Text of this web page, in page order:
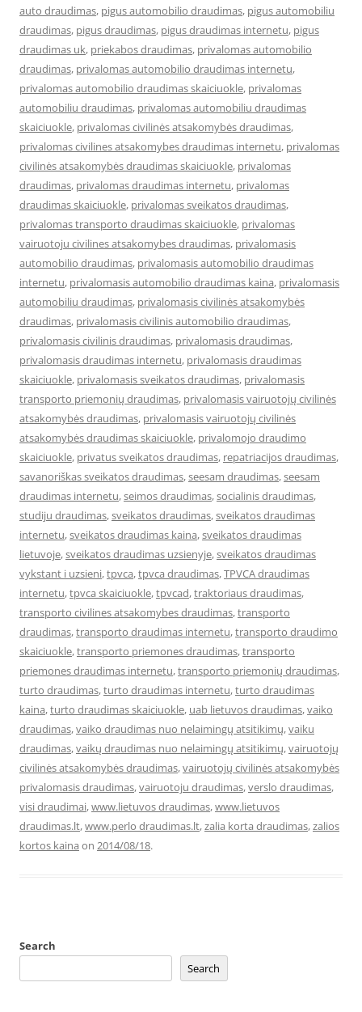
auto draudimas, pigus automobilio draudimas, pigus automobiliu
draudimas, pigus draudimas, pigus draudimas internetu, pigus
draudimas uk, priekabos draudimas, privalomas automobilio
draudimas, privalomas automobilio draudimas internetu,
privalomas automobilio draudimas skaiciuokle, privalomas
automobiliu draudimas, privalomas automobiliu draudimas
skaiciuokle, privalomas civilinės atsakomybės draudimas,
privalomas civilines atsakomybes draudimas internetu, privalomas
civilinės atsakomybės draudimas skaiciuokle, privalomas
draudimas, privalomas draudimas internetu, privalomas
draudimas skaiciuokle, privalomas sveikatos draudimas,
privalomas transporto draudimas skaiciuokle, privalomas
vairuotoju civilines atsakomybes draudimas, privalomasis
automobilio draudimas, privalomasis automobilio draudimas
internetu, privalomasis automobilio draudimas kaina, privalomasis
automobiliu draudimas, privalomasis civilinės atsakomybės
draudimas, privalomasis civilinis automobilio draudimas,
privalomasis civilinis draudimas, privalomasis draudimas,
privalomasis draudimas internetu, privalomasis draudimas
skaiciuokle, privalomasis sveikatos draudimas, privalomasis
transporto priemonių draudimas, privalomasis vairuotojų civilinės
atsakomybės draudimas, privalomasis vairuotojų civilinės
atsakomybės draudimas skaiciuokle, privalomojo draudimo
skaiciuokle, privatus sveikatos draudimas, repatriacijos draudimas,
savanoriškas sveikatos draudimas,seesam draudimas,seesam
draudimas internetu,seimos draudimas,socialinis draudimas,
studiju draudimas,sveikatos draudimas,sveikatos draudimas
internetu,sveikatos draudimas kaina,sveikatos draudimas
lietuvoje,sveikatos draudimas uzsienyje,sveikatos draudimas
vykstant i uzsieni,tpvca,tpvca draudimas,TPVCA draudimas
internetu,tpvca skaiciuokle,tpvcad,traktoriaus draudimas,
transporto civilines atsakomybes draudimas,transporto
draudimas,transporto draudimas internetu,transporto draudimo
skaiciuokle,transporto priemones draudimas,transporto
priemones draudimas internetu,transporto priemonių draudimas,
turto draudimas,turto draudimas internetu,turto draudimas
kaina,turto draudimas skaiciuokle, uab lietuvos draudimas,vaiko
draudimas,vaiko draudimas nuo nelaimingų atsitikimų,vaiku
draudimas,vaikų draudimas nuo nelaimingų atsitikimų,vairuotojų
civilinės atsakomybės draudimas,vairuotojų civilinės atsakomybės
privalomasis draudimas,vairuotoju draudimas,verslo draudimas,
visi draudimai,www.lietuvos draudimas,www.lietuvos
draudimas.lt,www.perlo draudimas.lt,zalia korta draudimas,zalios
kortos kaina on 2014/08/18.
Search
Search